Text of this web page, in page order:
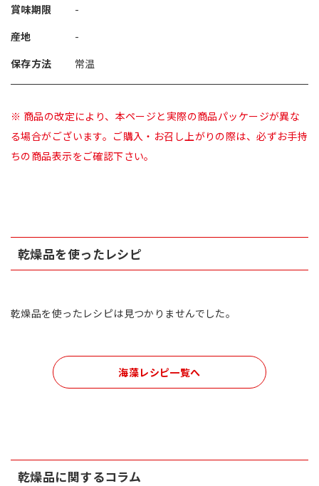
賞味期限
-
産地
-
保存方法
常温
※ 商品の改定により、本ページと実際の商品パッケージが異な
る場合がございます。ご購入・お召し上がりの際は、必ずお手持
ちの商品表示をご確認下さい。
乾燥品を使ったレシピ
乾燥品を使ったレシピは見つかりませんでした。
海藻レシピ一覧へ
乾燥品に関するコラム